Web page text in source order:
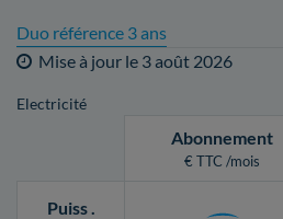
Duo référence 3 ans
Mise à jour le 3 août 2026
Electricité
Abonnement
€ TTC /mois
Puiss.